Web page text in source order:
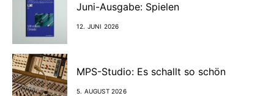
Juni-Ausgabe: Spielen
12. JUNI 2026
MPS-Studio: Es schallt so schön
5. AUGUST 2026